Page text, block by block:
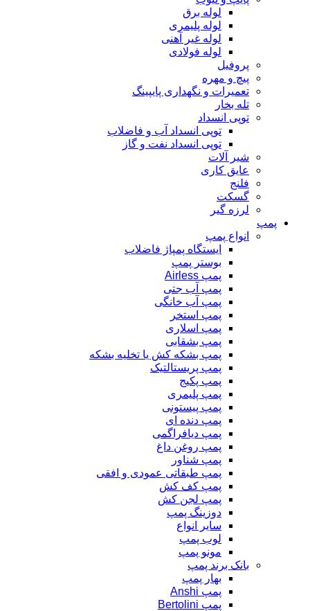
لوله برق
لوله پلیمری
لوله غیر آهنی
لوله فولادی
پروفیل
پیچ و مهره
تعمیرات و نگهداری پایپینگ
تله بخار
توپی انسداد
توپی انسداد آب و فاضلاب
توپی انسداد نفت و گاز
شیر آلات
عایق کاری
فلنج
گسکت
لرزه گیر
پمپ
انواع پمپ
ایستگاه پمپاژ فاضلاب
بوستر پمپ
پمپ Airless
پمپ آب جتی
پمپ آب خانگی
پمپ استخر
پمپ اسلاری
پمپ بشقابی
پمپ بشکه کش یا تخلیه بشکه
پمپ پریستالتیک
پمپ پکیج
پمپ پلیمری
پمپ پیستونی
پمپ دنده ای
پمپ دیافراگمی
پمپ روغن داغ
پمپ شناور
پمپ طبقاتی عمودی و افقی
پمپ کف کش
پمپ لجن کش
دوزینگ پمپ
سایر انواع
لوب پمپ
مونو پمپ
بانک برند پمپ
بهار پمپ
پمپ Anshi
پمپ Bertolini